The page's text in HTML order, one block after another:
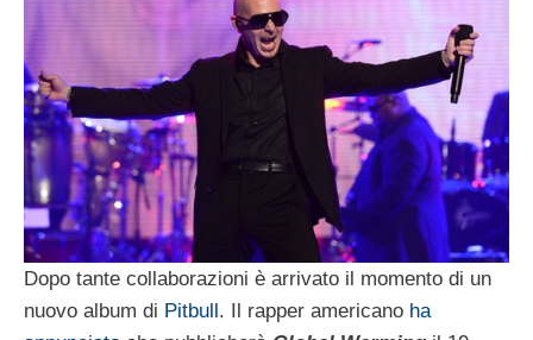
Dopo tante collaborazioni è arrivato il momento di un
nuovo album di Pitbull . Il rapper americano ha